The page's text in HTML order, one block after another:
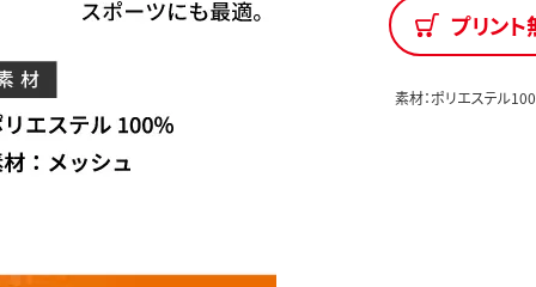
プリント
素材：ポリエステル100